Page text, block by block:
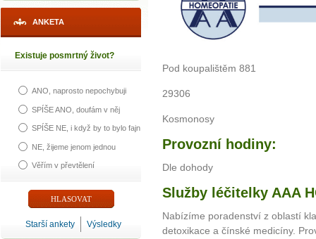
ANKETA
Existuje posmrtný život?
ANO, naprosto nepochybuji
SPÍŠE ANO, doufám v něj
SPÍŠE NE, i když by to bylo fajn
NE, žijeme jenom jednou
Věřím v převtělení
Starší ankety Výsledky
Pod koupalištěm 881
29306
Kosmonosy
Provozní hodiny:
Dle dohody
Služby léčitelky AAA
Nabízíme poradenství z oblastí
detoxikace a čínské medicíny.